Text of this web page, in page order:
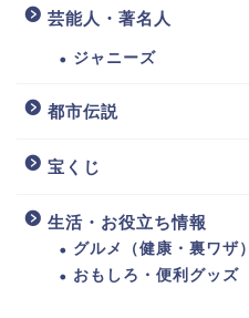
芸能人・著名人
ジャニーズ
都市伝説
宝くじ
生活・お役立ち情報
グルメ（健康・裏ワザ）
おもしろ・便利グッズ